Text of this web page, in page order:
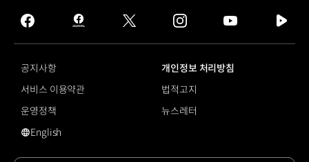
GROUP
facebook
hmg
journal
twitter instagram
tv
공지사항
개인정보 처리방침
서비스 이용약관
법적고지
운영정책
뉴스레터
영문 사이트로 이동
English